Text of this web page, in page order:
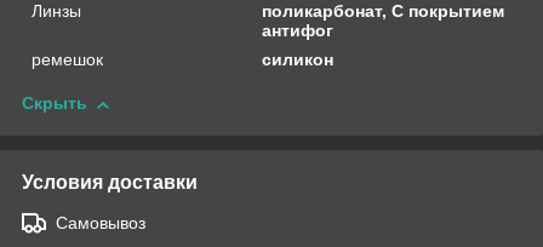
Линзы
поликарбонат, С покрытием
антифог
ремешок
силикон
Скрыть
Условия доставки
Самовывоз